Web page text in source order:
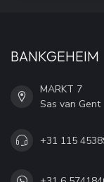
BANKGEHEIM
MARKT 7
Sas van Gent
+31 115